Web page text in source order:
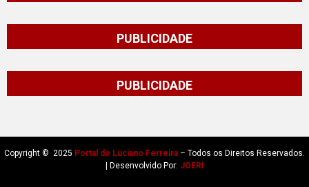
PUBLICIDADE
PUBLICIDADE
Copyright © 2025 Portal do Luciano Ferreira – Todos os Direitos Reservados.
| Desenvolvido Por: JOERI